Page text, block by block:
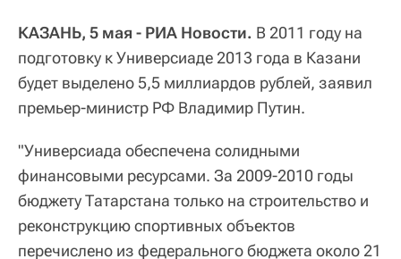
КАЗАНЬ, 5 мая - РИА Новости. В 2011 году на
подготовку к Универсиаде 2013 года в Казани
будет выделено 5,5 миллиардов рублей, заявил
премьер-министр РФ Владимир Путин.
"Универсиада обеспечена солидными
финансовыми ресурсами. За 2009-2010 годы
бюджету Татарстана только на строительство и
реконструкцию спортивных объектов
перечислено из федерального бюджета около 21